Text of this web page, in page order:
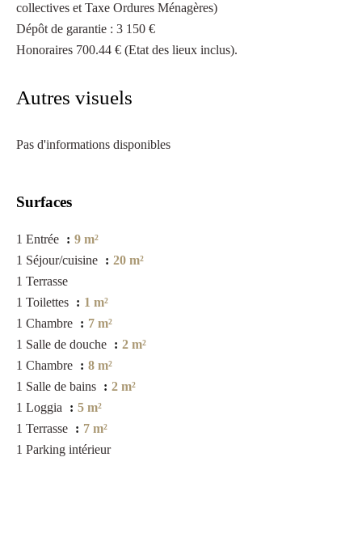
collectives et Taxe Ordures Ménagères)
Dépôt de garantie : 3 150 €
Honoraires 700.44 € (Etat des lieux inclus).
Autres visuels
Pas d'informations disponibles
Surfaces
1 Entrée
9 m²
1 Séjour/cuisine
20 m²
1 Terrasse
1 Toilettes
1 m²
1 Chambre
7 m²
1 Salle de douche
2 m²
1 Chambre
8 m²
1 Salle de bains
2 m²
1 Loggia
5 m²
1 Terrasse
7 m²
1 Parking intérieur